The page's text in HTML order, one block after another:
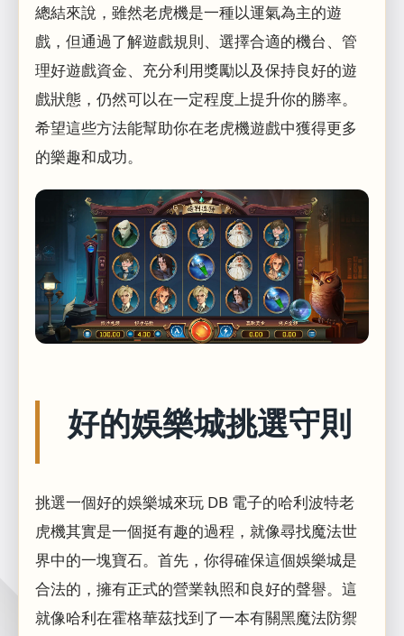
總結來說，雖然老虎機是一種以運氣為主的遊
戲，但通過了解遊戲規則、選擇合適的機台、管
理好遊戲資金、充分利用獎勵以及保持良好的遊
戲狀態，仍然可以在一定程度上提升你的勝率。
希望這些方法能幫助你在老虎機遊戲中獲得更多
的樂趣和成功。
好的娛樂城挑選守則
挑選一個好的娛樂城來玩 DB 電子的哈利波特老
虎機其實是一個挺有趣的過程，就像尋找魔法世
界中的一塊寶石。首先，你得確保這個娛樂城是
合法的，擁有正式的營業執照和良好的聲譽。這
就像哈利在霍格華茲找到了一本有關黑魔法防禦